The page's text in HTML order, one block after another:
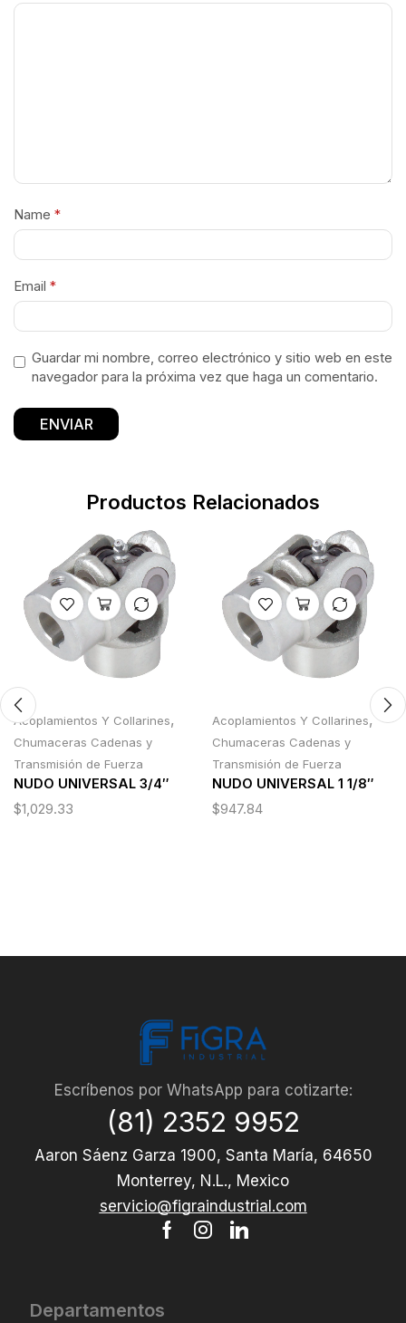
Name *
Email *
Guardar mi nombre, correo electrónico y sitio web en este
navegador para la próxima vez que haga un comentario.
Productos Relacionados
Acoplamientos Y Collarines,
Chumaceras Cadenas y
Transmisión de Fuerza
NUDO UNIVERSAL 3/4″
$1,029.33
Acoplamientos Y Collarines,
Chumaceras Cadenas y
Transmisión de Fuerza
NUDO UNIVERSAL 1 1/8″
$947.84
Escríbenos por WhatsApp para cotizarte:
(81) 2352 9952
Aaron Sáenz Garza 1900, Santa María, 64650
Monterrey, N.L., Mexico
servicio@figraindustrial.com
Departamentos